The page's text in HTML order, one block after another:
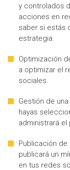
y controlados
acciones en
saber si estás
estrategia.
Optimización
a optimizar el
sociales.
Gestión de
hayas
administrará el
Publicación
publicará un
en tus redes